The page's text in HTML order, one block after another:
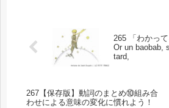
265 「わかっ
Or un baobab,
tard,
267【保存版】動詞のまとめ⑩組み合
わせによる意味の変化に慣れよう！